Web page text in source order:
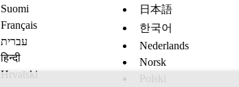
Suomi
Français
עברית
हिन्दी
Hrvatski
日本語
한국어
Nederlands
Norsk
Polski